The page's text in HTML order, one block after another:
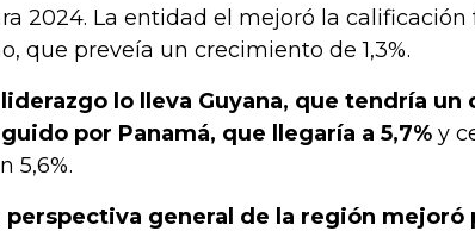
2024. La entidad el mejoró la
que preveía un crecimiento de 1,3%.
liderazgo lo lleva Guyana, que tendría un
por Panamá, que llegaría a 5,7% y
5,6%.
perspectiva general de la región mejoró